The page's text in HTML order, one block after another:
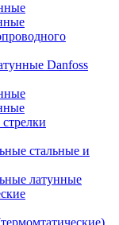
Danfoss
стальные и
латунные